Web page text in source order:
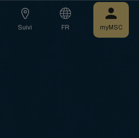
Suivi FR myMSC